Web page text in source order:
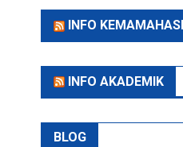
INFO
INFO AKADEMIK
BLOG